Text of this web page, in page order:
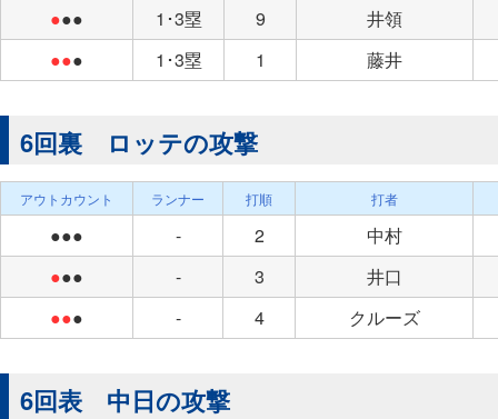
●●● 1･3塁 9
井領
●●● 1･3塁 1 藤井
6回裏 ロッテの攻撃
アウトカウント ランナー 打順 打者
●●● - 2
中村
●●● - 3
井口
●●● - 4 クルーズ
6回表 中日の攻撃